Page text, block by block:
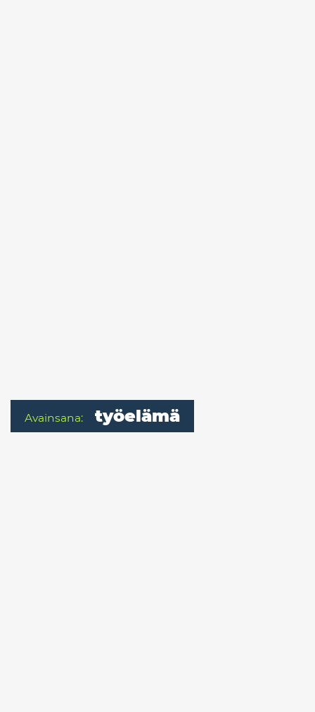
Avainsana: työelämä